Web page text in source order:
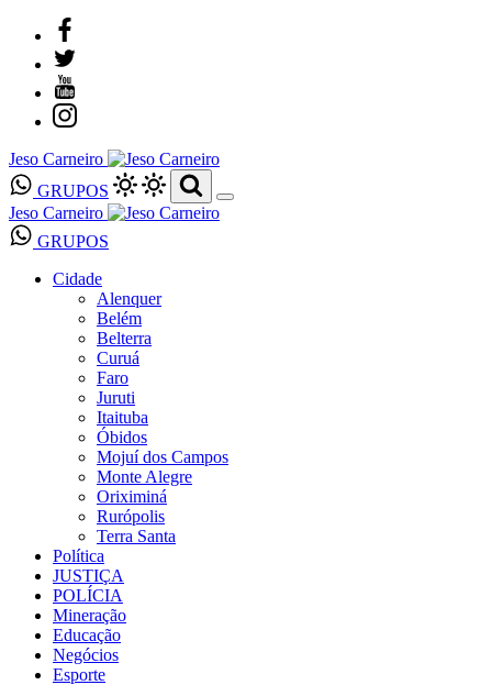
Jeso Carneiro
GRUPOS
Jeso Carneiro
GRUPOS
Cidade
Alenquer
Belém
Belterra
Curuá
Faro
Juruti
Itaituba
Óbidos
Mojuí dos Campos
Monte Alegre
Oriximiná
Rurópolis
Terra Santa
Política
JUSTIÇA
POLÍCIA
Mineração
Educação
Negócios
Esporte